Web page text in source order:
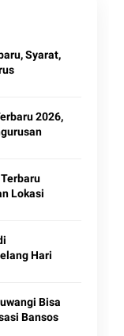
Syarat,
2026,
Lokasi
Hari
Bisa
Bansos